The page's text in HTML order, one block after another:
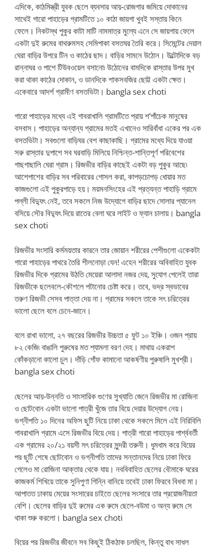
এদিকে, কাঠমিস্ত্রী যুবক ছেলে ব্যবসার আয়-রোজগার জমিয়ে দোকানের
সাথেই গারো পাহাড়ের গ্রামটিতে ১০ কাঠা জায়গা খুবই সস্তায় কিনে
ফেলে। নিকটস্থ পুকুর কাটা মাটি নামমাত্র মুল্যে এনে সে জায়গায় ফেলে
একটা দুই রুমের বাথরুমসহ সেমিপাকা বসতঘর তৈরি করে। সিমেন্টের দেয়াল
ঘেরা বাড়ির উপরে টিন ও কাঠের ছাদ। বাড়ির সামনে উঠোন। উল্টোদিকে বড়
রান্নাঘর ও পাশে টিউবওয়েল বসানো৷ উঠোনের বামদিকে রাস্তার উপর মুখ
করা থাকা কাঠের দোকান, ও ডানদিকে শাকসবজির ছোট্ট একটা ক্ষেত।
একেবারে আদর্শ গ্রামীণ বসতভিটা। bangla sex choti
গারো পাহাড়ের মধ্যে এই গাবরাখালি গ্রামটিতে প্রায় শ’পাঁচেক মানুষের
বসবাস। পাহাড়ের অন্যান্য গ্রামের মতই এখানেও সারিবাঁধা একের পর এক
বসতভিটা। সবগুলো বাড়িঘর বেশ কাছাকাছি। গ্রামের মধ্যে দিয়ে যাওয়া
সরু রাস্তার দুপাশে সব ঘরবাড়ি মিলিয়ে নিশ্চিন্ত-শান্তিপূর্ণ পরিবেশের
গাছগাছালি ঘেরা গ্রাম। রিজভীর বাড়ির কাছেই একটা বড় পুকুর আছে৷
আশেপাশের বাড়ির সব পরিবারের গোসল করা, কাপড়চোপড় ধোয়ার মত
কাজগুলো এই পুকুরপাড়ে হয়। ময়মনসিংহের এই প্রত্যন্ত পাহাড়ি গ্রামে
পল্লী বিদ্যুৎ নেই, তবে সকলে নিজ উদ্যোগে বাড়ির ছাদে সোলার প্যানেল
বসিয়ে সৌর বিদ্যুৎ দিয়ে রাতের বেলা ঘরে লাইট ও ফ্যান চালায়। bangla
sex choti
রিজভীর সংসারি কর্মময়তার কারনে তার জোয়ান শরীরের পেশীগুলো একেকটা
গারো পাহাড়ের পাথরে তৈরি শীলনোড়া যেন! এহেন শরীরের অবিবাহিত যুবক
রিজভীর দিকে গ্রামের উঠতি মেয়েরা আলাদা নজর দেয়, সুযোগ পেলেই তারা
রিজভীকে ছলেবলে-কৌশলে পটানোর চেষ্টা করে। তবে, ভদ্র স্বভাবের
তরুণ রিজভী সেসব পাত্তা দেয় না। গ্রামের সকলে তাকে সৎ চরিত্রের
ভালো ছেলে বলে চেনে-জানে।
বলে রাখা ভালো, ২৭ বছরের রিজভীর উচ্চতা ৫ ফুট ১০ ইঞ্চি। ওজন প্রায়
৮২ কেজি৷ বাঙালি পুরুষের মত শ্যামলা বরণ দেহ। মাথায় একরাশ
কোঁকড়ানো কালো চুল। দাঁড়ি গোঁফ কামানো আকর্ষণীয় পুরুষালি মুখশ্রী।
bangla sex choti
ছেলের আয়-উন্নতি ও সাংসারিক গুণের সুখ্যাতি জেনে রিজভীর মা রোজিনা
ও ছোটবোন একটা ভালো পাত্রী খুঁজে তার বিয়ে দেয়ার উদ্যোগ নেয়।
ভগ্নীপতি ১০ দিনের অফিস ছুটি নিয়ে ঢাকা থেকে সকলে মিলে এই নিরিবিলি
গাবরাখালি গ্রামে এসে রিজভীর বিয়ে দেয়। পাত্রী গারো পাহাড়ের পার্শ্ববর্তী
এক গ্রামের ২০/২১ বয়সী সৎ চরিত্রের সুন্দরী তরুনী। ধুমধাম করে বিয়ের
পর ছুটি শেষে ছোটবোন ও ভগ্নীপতি তাদের সন্তানদের নিয়ে ঢাকা ফিরে
গেলেও মা রোজিনা আক্তার থেকে যায়। নববিবাহিত ছেলের বৌমাকে ঘরের
কাজকর্ম শিখিয়ে তাকে সুনিপুণা গিন্নি বানিয়ে তবেই ঢাকা ফিরবে বিধবা মা।
আপাতত ঢাকায় মেয়ের সংসারের চাইতে ছেলের সংসারে তার প্রয়োজনীয়তা
বেশি। ছেলের বাড়ির দুই রুমের এক রুমে ছেলে-বউমা ও অন্য রুমে সে
থাকা শুরু করলো। bangla sex choti
বিয়ের পর রিজভীর জীবনে সব কিছুই ঠিকঠাক চলছিল, কিন্তু বাধ সাধল